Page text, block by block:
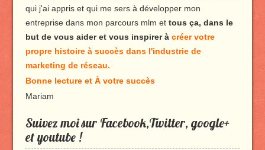
qui j'ai appris et qui me sers à développer mon
entreprise dans mon parcours mlm ettous ça, dans le
but de vous aider et vous inspirer à créer votre
propre histoire à succès dans l'industrie de
marketing de réseau.
Bonne lecture et À votre succès
Mariam
Suivez moi sur Facebook,Twitter, google+
et youtube !